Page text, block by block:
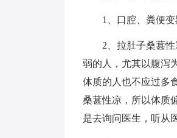
1、口腔、粪便变
2、拉肚子桑葚
弱的人，尤其以腹泻
体质的人也不应过多
桑葚性凉，所以体质
是去询问医生，听从